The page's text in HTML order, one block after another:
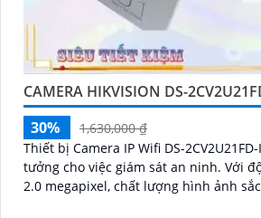
CAMERA HIKVISION DS-
30%
1,630,000 ₫
Thiết bị Camera IP Wifi DS-
tưởng cho việc giám sát an ninh. Với độ phân giải lên đến
2.0 megapixel, chất lượng hình ảnh